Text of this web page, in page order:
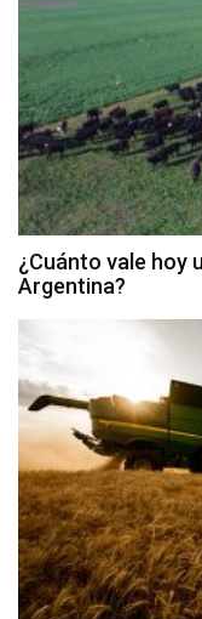
¿Cuánto vale hoy
Argentina?